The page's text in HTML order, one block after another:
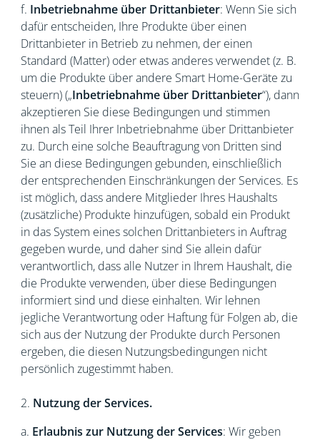
f. Inbetriebnahme über Drittanbieter: Wenn Sie sich
dafür entscheiden, Ihre Produkte über einen
Drittanbieter in Betrieb zu nehmen, der einen
Standard (Matter) oder etwas anderes verwendet (z. B.
um die Produkte über andere Smart Home-Geräte zu
steuern) („Inbetriebnahme über Drittanbieter“), dann
akzeptieren Sie diese Bedingungen und stimmen
ihnen als Teil Ihrer Inbetriebnahme über Drittanbieter
zu. Durch eine solche Beauftragung von Dritten sind
Sie an diese Bedingungen gebunden, einschließlich
der entsprechenden Einschränkungen der Services. Es
ist möglich, dass andere Mitglieder Ihres Haushalts
(zusätzliche) Produkte hinzufügen, sobald ein Produkt
in das System eines solchen Drittanbieters in Auftrag
gegeben wurde, und daher sind Sie allein dafür
verantwortlich, dass alle Nutzer in Ihrem Haushalt, die
die Produkte verwenden, über diese Bedingungen
informiert sind und diese einhalten. Wir lehnen
jegliche Verantwortung oder Haftung für Folgen ab, die
sich aus der Nutzung der Produkte durch Personen
ergeben, die diesen Nutzungsbedingungen nicht
persönlich zugestimmt haben.
2. Nutzung der Services.
a. Erlaubnis zur Nutzung der Services: Wir geben